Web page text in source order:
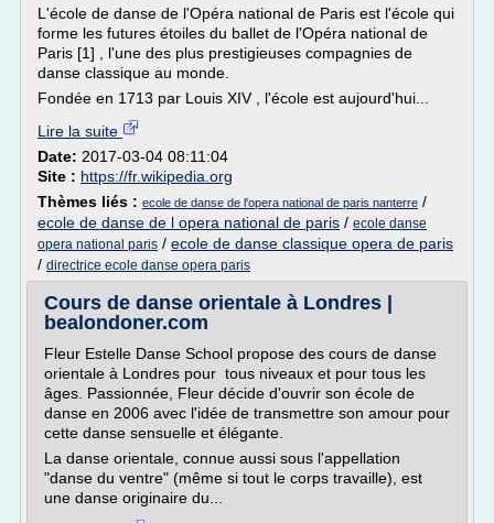
L'école de danse de l'Opéra national de Paris est l'école qui
forme les futures étoiles du ballet de l'Opéra national de
Paris [1] , l'une des plus prestigieuses compagnies de
danse classique au monde.
Fondée en 1713 par Louis XIV , l'école est aujourd'hui...
Lire la suite
Date: 2017-03-04 08:11:04
Site : https://fr.wikipedia.org
Thèmes liés : ecole de danse de l'opera national de paris nanterre /
ecole de danse de l opera national de paris / ecole danse
opera national paris / ecole de danse classique opera de paris
/ directrice ecole danse opera paris
Cours de danse orientale à Londres |
bealondoner.com
Fleur Estelle Danse School propose des cours de danse
orientale à Londres pour tous niveaux et pour tous les
âges. Passionnée, Fleur décide d'ouvrir son école de
danse en 2006 avec l'idée de transmettre son amour pour
cette danse sensuelle et élégante.
La danse orientale, connue aussi sous l'appellation
"danse du ventre" (même si tout le corps travaille), est
une danse originaire du...